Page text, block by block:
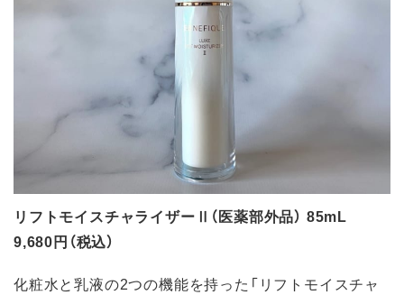
リフトモイスチャライザーⅡ（医薬部外品） 85mL
9,680円（税込）
化粧水と乳液の2つの機能を持った「リフトモイスチャ